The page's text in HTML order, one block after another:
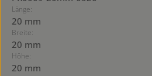
Länge:
20 mm
Breite:
20 mm
Höhe:
20 mm